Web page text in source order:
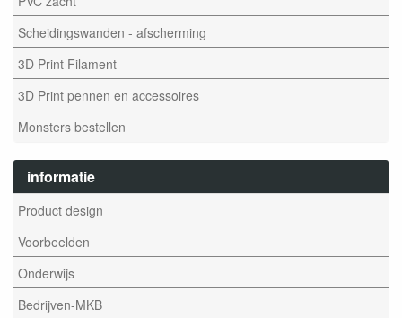
Scheidingswanden - afscherming
3D Print Filament
3D Print pennen en accessoires
Monsters bestellen
informatie
Product design
Voorbeelden
Onderwijs
Bedrijven-MKB